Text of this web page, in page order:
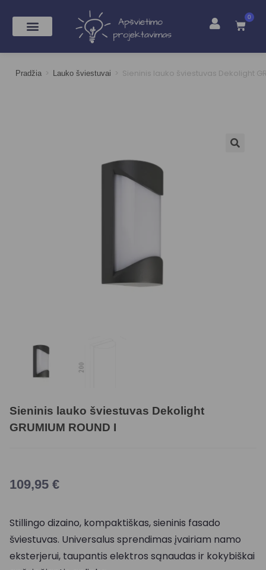
0
Pradžia > Lauko šviestuvai > Sieninis lauko šviestuvas Dekolight
Sieninis lauko šviestuvas Dekolight
GRUMIUM ROUND I
109,95 €
Stillingo dizaino, kompaktiškas, sieninis fasado
šviestuvas. Universalus sprendimas įvairiam namo
eksterjerui, taupantis elektros sąnaudas ir kokybiškai